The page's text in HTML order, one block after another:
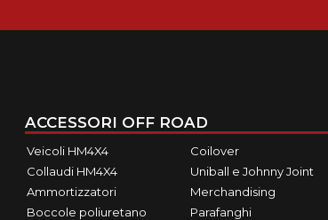
ACCESSORI OFF ROAD
Veicoli HM4X4
Collaudi HM4X4
Ammortizzatori
Boccole poliuretano
Coilover
Uniball e Johnny Joint
Merchandising
Parafanghi